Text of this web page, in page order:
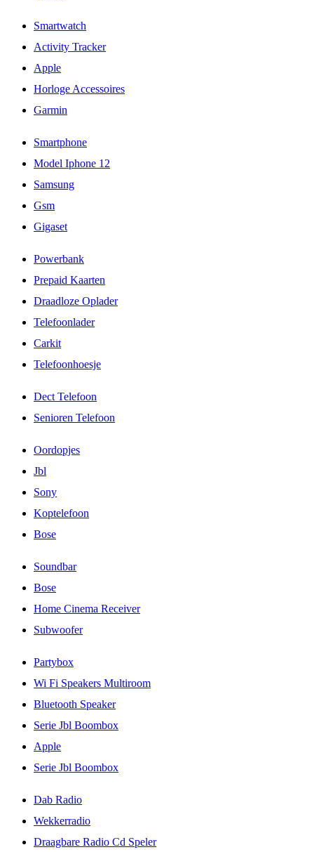
Smartwatch
Activity Tracker
Apple
Horloge Accessoires
Garmin
Smartphone
Model Iphone 12
Samsung
Gsm
Gigaset
Powerbank
Prepaid Kaarten
Draadloze Oplader
Telefoonlader
Carkit
Telefoonhoesje
Dect Telefoon
Senioren Telefoon
Oordopjes
Jbl
Sony
Koptelefoon
Bose
Soundbar
Bose
Home Cinema Receiver
Subwoofer
Partybox
Wi Fi Speakers Multiroom
Bluetooth Speaker
Serie Jbl Boombox
Apple
Serie Jbl Boombox
Dab Radio
Wekkerradio
Draagbare Radio Cd Speler